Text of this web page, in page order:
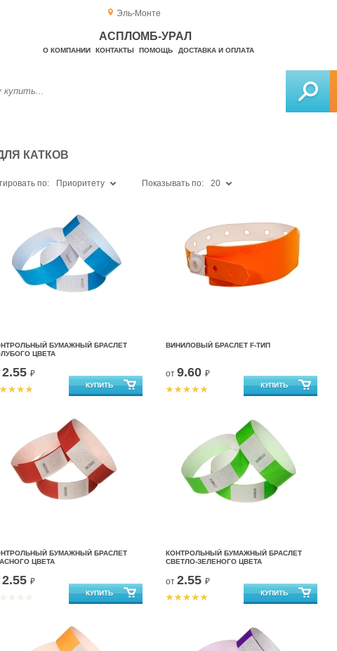
Эль-Монте
АСПЛОМБ-УРАЛ
О КОМПАНИИ КОНТАКТЫ ПОМОЩЬ ДОСТАВКА И ОПЛАТА
КАТКОВ
по: Приоритету Показывать по: 20
БУМАЖНЫЙ БРАСЛЕТ
ЦВЕТА
2.55 ₽
ВИНИЛОВЫЙ БРАСЛЕТ F-ТИП
от 9.60 ₽
БУМАЖНЫЙ БРАСЛЕТ
ЦВЕТА
2.55 ₽
КОНТРОЛЬНЫЙ БУМАЖНЫЙ БРАСЛЕТ
СВЕТЛО-ЗЕЛЕНОГО ЦВЕТА
от 2.55 ₽